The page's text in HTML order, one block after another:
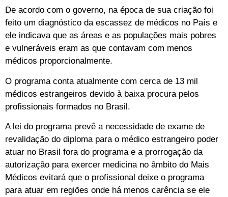
De acordo com o governo, na época de sua criação foi
feito um diagnóstico da escassez de médicos no País e
ele indicava que as áreas e as populações mais pobres
e vulneráveis eram as que contavam com menos
médicos proporcionalmente.
O programa conta atualmente com cerca de 13 mil
médicos estrangeiros devido à baixa procura pelos
profissionais formados no Brasil.
A lei do programa prevê a necessidade de exame de
revalidação do diploma para o médico estrangeiro poder
atuar no Brasil fora do programa e a prorrogação da
autorização para exercer medicina no âmbito do Mais
Médicos evitará que o profissional deixe o programa
para atuar em regiões onde há menos carência se ele